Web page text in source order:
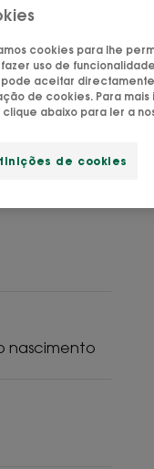
nascimento
cookies para lhe
uso de
aceitar
de cookies. Para
clique abaixo para ler a
de cookies